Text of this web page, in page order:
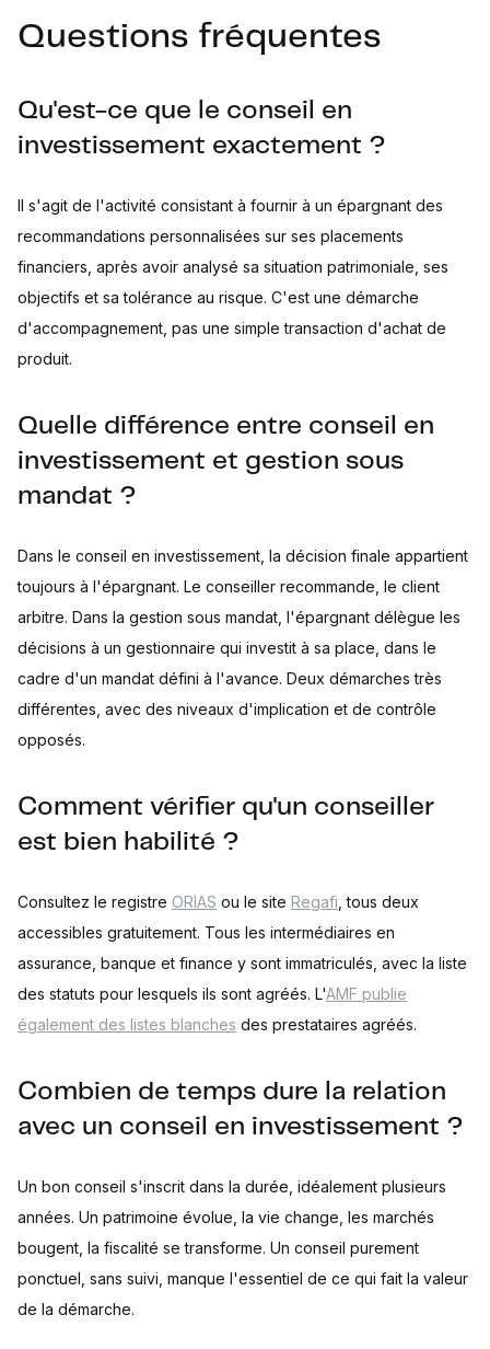
Questions fréquentes
Qu'est-ce que le conseil en
investissement exactement ?
Il s'agit de l'activité consistant à fournir à un épargnant des
recommandations personnalisées sur ses placements
financiers, après avoir analysé sa situation patrimoniale, ses
objectifs et sa tolérance au risque. C'est une démarche
d'accompagnement, pas une simple transaction d'achat de
produit.
Quelle différence entre conseil en
investissement et gestion sous
mandat ?
Dans le conseil en investissement, la décision finale appartient
toujours à l'épargnant. Le conseiller recommande, le client
arbitre. Dans la gestion sous mandat, l'épargnant délègue les
décisions à un gestionnaire qui investit à sa place, dans le
cadre d'un mandat défini à l'avance. Deux démarches très
différentes, avec des niveaux d'implication et de contrôle
opposés.
Comment vérifier qu'un conseiller
est bien habilité ?
Consultez le registre ORIAS ou le site Regafi , tous deux
accessibles gratuitement. Tous les intermédiaires en
assurance, banque et finance y sont immatriculés, avec la liste
des statuts pour lesquels ils sont agréés. L'AMF publie
également des listes blanches des prestataires agréés.
Combien de temps dure la relation
avec un conseil en investissement ?
Un bon conseil s'inscrit dans la durée, idéalement plusieurs
années. Un patrimoine évolue, la vie change, les marchés
bougent, la fiscalité se transforme. Un conseil purement
ponctuel, sans suivi, manque l'essentiel de ce qui fait la valeur
de la démarche.